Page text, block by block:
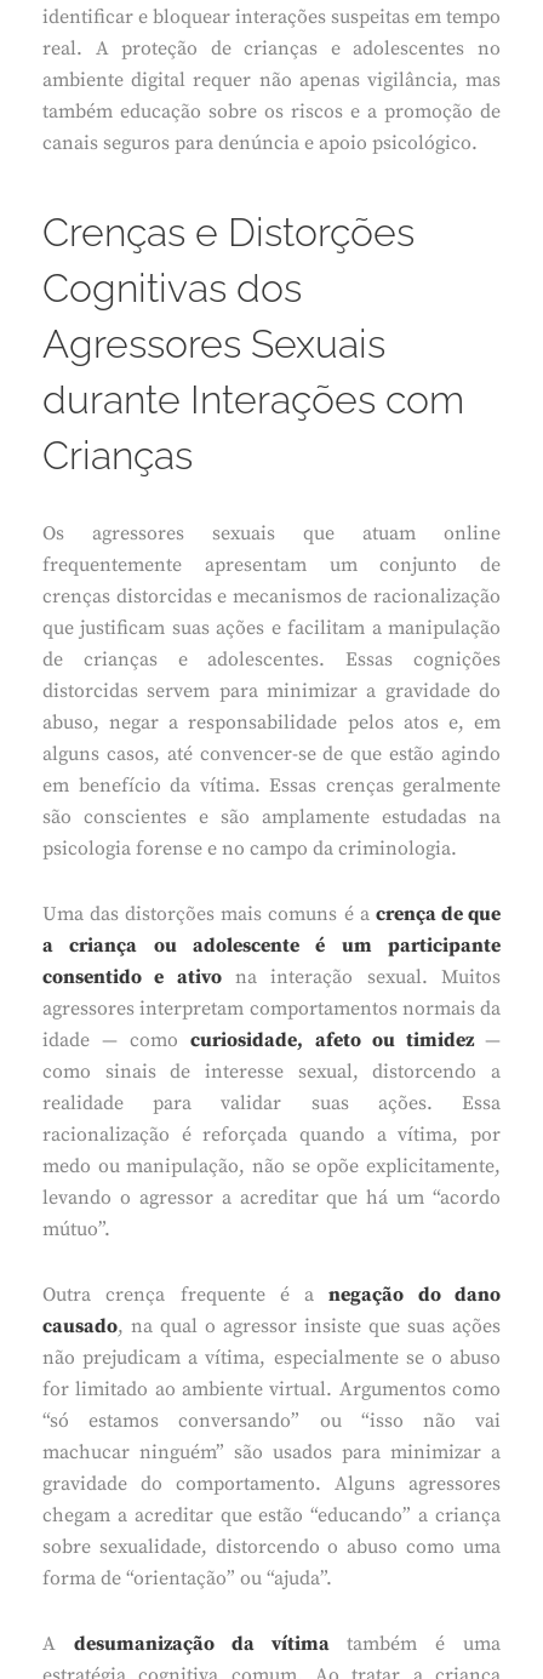
identificar e bloquear interações suspeitas em tempo
real. A proteção de crianças e adolescentes no
ambiente digital requer não apenas vigilância, mas
também educação sobre os riscos e a promoção de
canais seguros para denúncia e apoio psicológico.
Crenças e Distorções
Cognitivas dos
Agressores Sexuais
durante Interações com
Crianças
Os agressores sexuais que atuam online
frequentemente apresentam um conjunto de
crenças distorcidas e mecanismos de racionalização
que justificam suas ações e facilitam a manipulação
de crianças e adolescentes. Essas cognições
distorcidas servem para minimizar a gravidade do
abuso, negar a responsabilidade pelos atos e, em
alguns casos, até convencer-se de que estão agindo
em benefício da vítima. Essas crenças geralmente
são conscientes e são amplamente estudadas na
psicologia forense e no campo da criminologia.
Uma das distorções mais comuns é a crença de que
a criança ou adolescente é um participante
consentido e ativona interação sexual. Muitos
agressores interpretam comportamentos normais da
idade — comocuriosidade, afeto ou timidez—
como sinais de interesse sexual, distorcendo a
realidade para validar suas ações. Essa
racionalização é reforçada quando a vítima, por
medo ou manipulação, não se opõe explicitamente,
levando o agressor a acreditar que há um “acordo
mútuo”.
Outra crença frequente é anegação do dano
causado, na qual o agressor insiste que suas ações
não prejudicam a vítima, especialmente se o abuso
for limitado ao ambiente virtual. Argumentos como
“só estamos conversando” ou “isso não vai
machucar ninguém” são usados para minimizar a
gravidade do comportamento. Alguns agressores
chegam a acreditar que estão “educando” a criança
sobre sexualidade, distorcendo o abuso como uma
forma de “orientação” ou “ajuda”.
A desumanização da vítimatambém é uma